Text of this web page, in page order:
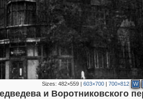
Sizes:482×559 |603×700 |700×812 W
и Воротниковского
29,243
5,91653,016 2,283